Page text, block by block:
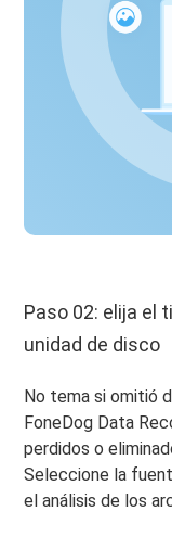
Paso 02: elija el
unidad de disco
No tema si omitió
FoneDog Data
perdidos o
Seleccione la
el análisis de los